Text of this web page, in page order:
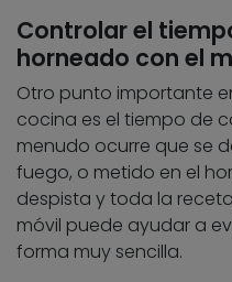
Controlar el
horneado con el
Otro punto importante
cocina es el tiempo de
menudo ocurre que se
fuego, o metido en el
despista y toda la
móvil puede ayudar a
forma muy sencilla.